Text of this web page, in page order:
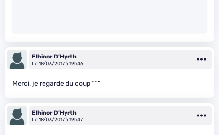
Elhinor D'Hyrth
Le 18/03/2017 à 19h46
Merci, je regarde du coup ^^”
Elhinor D'Hyrth
Le 18/03/2017 à 19h47